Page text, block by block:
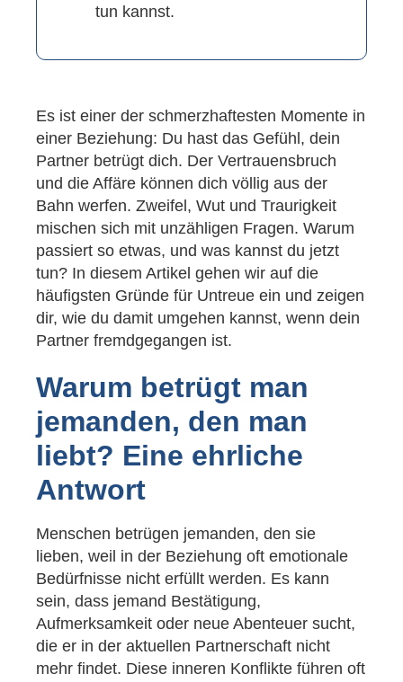
tun kannst.
Es ist einer der schmerzhaftesten Momente in
einer Beziehung: Du hast das Gefühl, dein
Partner betrügt dich. Der Vertrauensbruch
und die Affäre können dich völlig aus der
Bahn werfen. Zweifel, Wut und Traurigkeit
mischen sich mit unzähligen Fragen. Warum
passiert so etwas, und was kannst du jetzt
tun? In diesem Artikel gehen wir auf die
häufigsten Gründe für Untreue ein und zeigen
dir, wie du damit umgehen kannst, wenn dein
Partner fremdgegangen ist.
Warum betrügt man
jemanden, den man
liebt? Eine ehrliche
Antwort
Menschen betrügen jemanden, den sie
lieben, weil in der Beziehung oft emotionale
Bedürfnisse nicht erfüllt werden. Es kann
sein, dass jemand Bestätigung,
Aufmerksamkeit oder neue Abenteuer sucht,
die er in der aktuellen Partnerschaft nicht
mehr findet. Diese inneren Konflikte führen oft